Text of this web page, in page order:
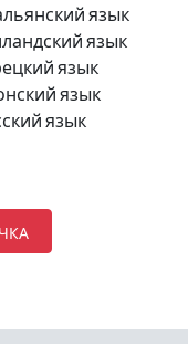
язык
язык
язык
язык
язык